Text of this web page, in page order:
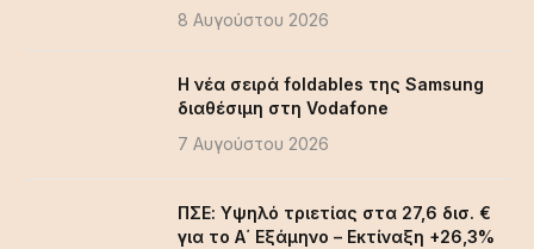
8 Αυγούστου 2026
Η νέα σειρά foldables της Samsung
διαθέσιμη στη Vodafone
7 Αυγούστου 2026
ΠΣΕ: Υψηλό τριετίας στα 27,6 δισ. €
για το Α΄ Εξάμηνο – Εκτίναξη +26,3%